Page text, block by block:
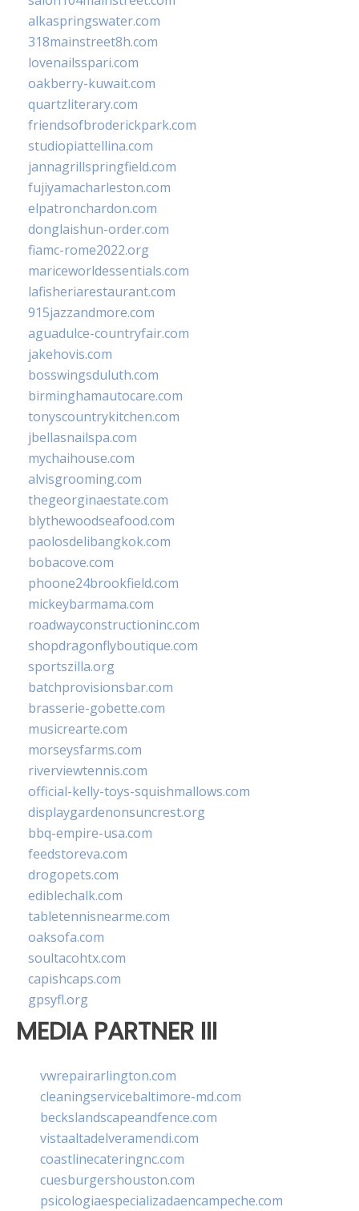
alkaspringswater.com
318mainstreet8h.com
lovenailsspari.com
oakberry-kuwait.com
quartzliterary.com
friendsofbroderickpark.com
studiopiattellina.com
jannagrillspringfield.com
fujiyamacharleston.com
elpatronchardon.com
donglaishun-order.com
fiamc-rome2022.org
mariceworldessentials.com
lafisheriarestaurant.com
915jazzandmore.com
aguadulce-countryfair.com
jakehovis.com
bosswingsduluth.com
birminghamautocare.com
tonyscountrykitchen.com
jbellasnailspa.com
mychaihouse.com
alvisgrooming.com
thegeorginaestate.com
blythewoodseafood.com
paolosdelibangkok.com
bobacove.com
phoone24brookfield.com
mickeybarmama.com
roadwayconstructioninc.com
shopdragonflyboutique.com
sportszilla.org
batchprovisionsbar.com
brasserie-gobette.com
musicrearte.com
morseysfarms.com
riverviewtennis.com
official-kelly-toys-squishmallows.com
displaygardenonsuncrest.org
bbq-empire-usa.com
feedstoreva.com
drogopets.com
ediblechalk.com
tabletennisnearme.com
oaksofa.com
soultacohtx.com
capishcaps.com
gpsyfl.org
MEDIA PARTNER III
vwrepairarlington.com
cleaningservicebaltimore-md.com
beckslandscapeandfence.com
vistaaltadelveramendi.com
coastlinecateringnc.com
cuesburgershouston.com
psicologiaespecializadaencampeche.com